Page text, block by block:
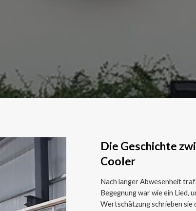
Die Geschichte
Cooler
Nach langer Abwesenheit
Begegnung war wie ein Lied,
Wertschätzung schrieben sie